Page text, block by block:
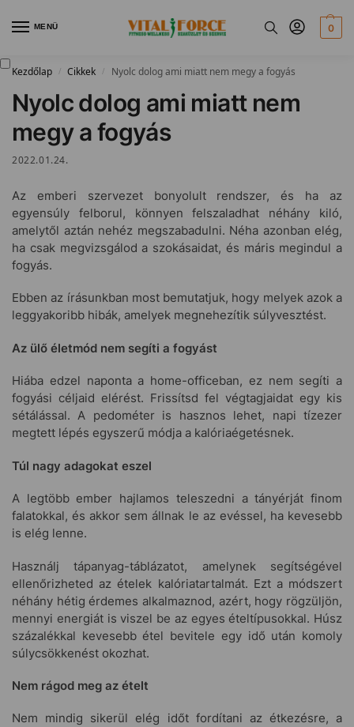
MENÜ 0
Kezdőlap / Cikkek / Nyolc dolog ami miatt nem megy a fogyás
Nyolc dolog ami miatt nem
megy a fogyás
2022.01.24.
Az emberi szervezet bonyolult rendszer, és ha az
egyensúly felborul, könnyen felszaladhat néhány kiló,
amelytől aztán nehéz megszabadulni. Néha azonban elég,
ha csak megvizsgálod a szokásaidat, és máris megindul a
fogyás.
Ebben az írásunkban most bemutatjuk, hogy melyek azok a
leggyakoribb hibák, amelyek megnehezítik súlyvesztést.
Az ülő életmód nem segíti a fogyást
Hiába edzel naponta a home-officeban, ez nem segíti a
fogyási céljaid elérést. Frissítsd fel végtagjaidat egy kis
sétálással. A pedométer is hasznos lehet, napi tízezer
megtett lépés egyszerű módja a kalóriaégetésnek.
Túl nagy adagokat eszel
A legtöbb ember hajlamos teleszedni a tányérját finom
falatokkal, és akkor sem állnak le az evéssel, ha kevesebb
is elég lenne.
Használj tápanyag-táblázatot, amelynek segítségével
ellenőrizheted az ételek kalóriatartalmát. Ezt a módszert
néhány hétig érdemes alkalmaznod, azért, hogy rögzüljön,
mennyi energiát is viszel be az egyes ételtípusokkal. Húsz
százalékkal kevesebb étel bevitele egy idő után komoly
súlycsökkenést okozhat.
Nem rágod meg az ételt
Nem mindig sikerül elég időt fordítani az étkezésre, a